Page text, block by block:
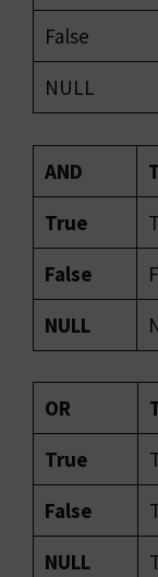
False
NULL
AND
True
False
NULL
OR
True
False
NULL